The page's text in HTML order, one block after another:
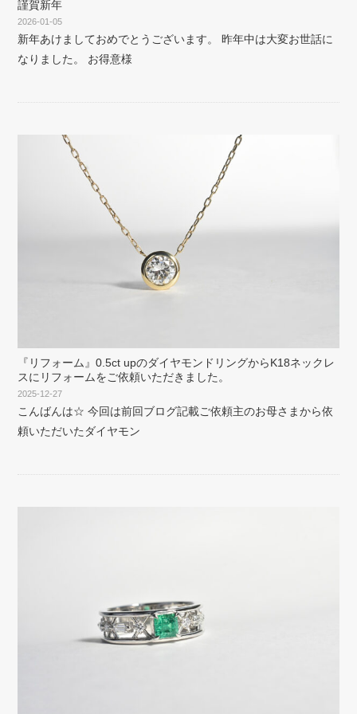
謹賀新年
2026-01-05
新年あけましておめでとうございます。 昨年中は大変お世話に
なりました。 お得意様
『リフォーム』0.5ct upのダイヤモンドリングからK18ネックレ
スにリフォームをご依頼いただきました。
2025-12-27
こんばんは☆ 今回は前回ブログ記載ご依頼主のお母さまから依
頼いただいたダイヤモン